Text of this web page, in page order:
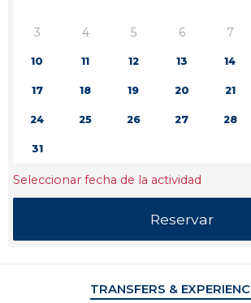
3
4 5 6 7
10 11 12 13 14
17 18 19 20 21
24 25 26 27 28
31
Seleccionar fecha de la actividad
TRANSFERS &